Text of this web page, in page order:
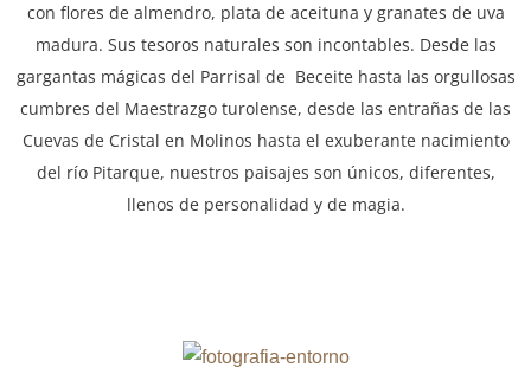
con flores de almendro, plata de aceituna y granates de uva
madura. Sus tesoros naturales son incontables. Desde las
gargantas mágicas del Parrisal de Beceite hasta las orgullosas
cumbres del Maestrazgo turolense, desde las entrañas de las
Cuevas de Cristal en Molinos hasta el exuberante nacimiento
del río Pitarque, nuestros paisajes son únicos, diferentes,
llenos de personalidad y de magia.